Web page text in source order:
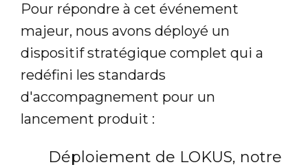
Pour répondre à cet événement
majeur, nous avons déployé un
dispositif stratégique complet qui a
redéfini les standards
d'accompagnement pour un
lancement produit :
Déploiement de LOKUS, notre